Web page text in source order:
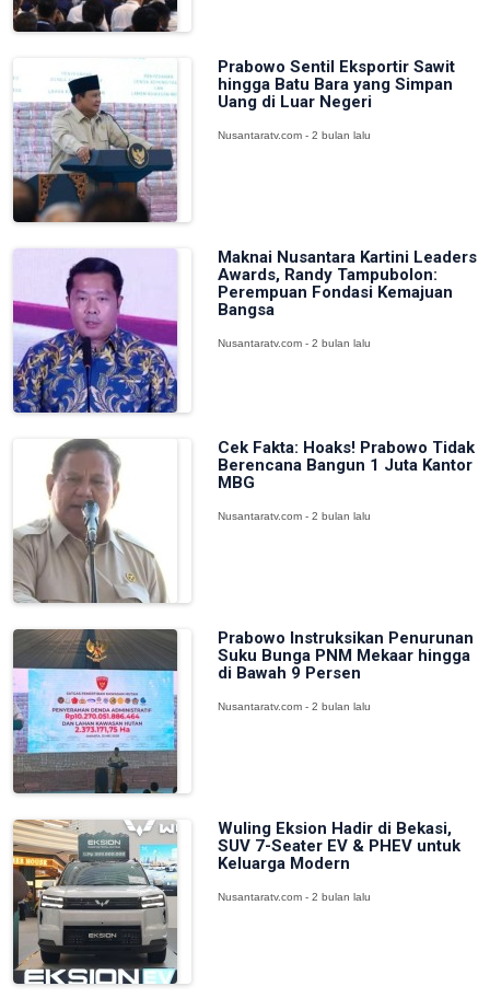
Prabowo Sentil Eksportir Sawit
hingga Batu Bara yang Simpan
Uang di Luar Negeri
Nusantaratv.com - 2 bulan lalu
Maknai Nusantara Kartini Leaders
Awards, Randy Tampubolon:
Perempuan Fondasi Kemajuan
Bangsa
Nusantaratv.com - 2 bulan lalu
Cek Fakta: Hoaks! Prabowo Tidak
Berencana Bangun 1 Juta Kantor
MBG
Nusantaratv.com - 2 bulan lalu
Prabowo Instruksikan Penurunan
Suku Bunga PNM Mekaar hingga
di Bawah 9 Persen
Nusantaratv.com - 2 bulan lalu
Wuling Eksion Hadir di Bekasi,
SUV 7-Seater EV & PHEV untuk
Keluarga Modern
Nusantaratv.com - 2 bulan lalu